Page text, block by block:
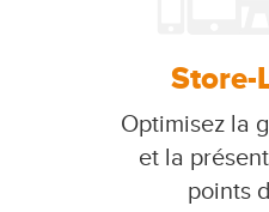
Store-
Optimisez la
et la
points